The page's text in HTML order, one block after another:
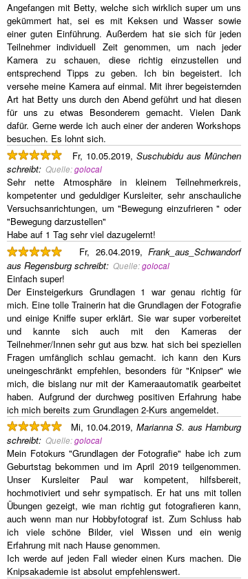
Angefangen mit Betty, welche sich wirklich super um uns
gekümmert hat, sei es mit Keksen und Wasser sowie
einer guten Einführung. Außerdem hat sie sich für jeden
Teilnehmer individuell Zeit genommen, um nach jeder
Kamera zu schauen, diese richtig einzustellen und
entsprechend Tipps zu geben. Ich bin begeistert. Ich
versehe meine Kamera auf einmal. Mit ihrer begeisternden
Art hat Betty uns durch den Abend geführt und hat diesen
für uns zu etwas Besonderem gemacht. Vielen Dank
dafür. Gerne werde ich auch einer der anderen Workshops
besuchen. Es lohnt sich.
Fr, 10.05.2019, Suschubidu aus München
schreibt: Quelle:golocal
Sehr nette Atmosphäre in kleinem Teilnehmerkreis,
kompetenter und geduldiger Kursleiter, sehr anschauliche
Versuchsanrichtungen, um "Bewegung einzufrieren " oder
"Bewegung darzustellen"
Habe auf 1 Tag sehr viel dazugelernt!
Fr, 26.04.2019, Frank_aus_Schwandorf
aus Regensburg schreibt: Quelle:golocal
Einfach super!
Der Einsteigerkurs Grundlagen 1 war genau richtig für
mich. Eine tolle Trainerin hat die Grundlagen der Fotografie
und einige Kniffe super erklärt. Sie war super vorbereitet
und kannte sich auch mit den Kameras der
Teilnehmer/Innen sehr gut aus bzw. hat sich bei speziellen
Fragen umfänglich schlau gemacht. ich kann den Kurs
uneingeschränkt empfehlen, besonders für "Knipser" wie
mich, die bislang nur mit der Kameraautomatik gearbeitet
haben. Aufgrund der durchweg positiven Erfahrung habe
ich mich bereits zum Grundlagen 2-Kurs angemeldet.
Mi, 10.04.2019, Marianna S. aus Hamburg
schreibt: Quelle:golocal
Mein Fotokurs "Grundlagen der Fotografie" habe ich zum
Geburtstag bekommen und im April 2019 teilgenommen.
Unser Kursleiter Paul war kompetent, hilfsbereit,
hochmotiviert und sehr sympatisch. Er hat uns mit tollen
Übungen gezeigt, wie man richtig gut fotografieren kann,
auch wenn man nur Hobbyfotograf ist. Zum Schluss hab
ich viele schöne Bilder, viel Wissen und ein wenig
Erfahrung mit nach Hause genommen.
Ich werde auf jeden Fall wieder einen Kurs machen. Die
Knipsakademie ist absolut empfehlenswert.